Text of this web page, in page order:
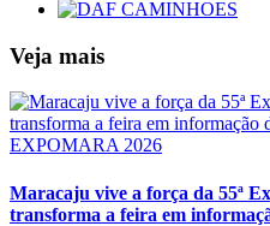
Veja mais
EXPOMARA 2026
Maracaju vive a força da 55ª
transforma a feira em